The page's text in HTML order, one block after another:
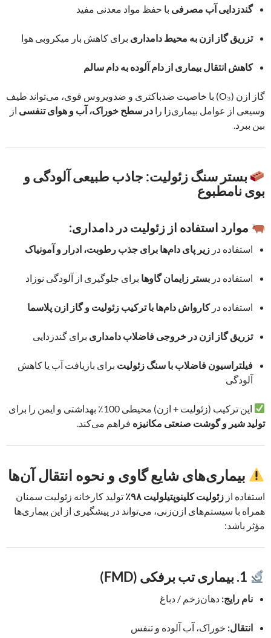
گندزدایی آب مصرفی با حفظ مواد معدنی مفید
تزریق گاز ازن به محیط دامداری برای کاهش بار میکروبی هوا
کاهش انتقال بیماری از دام آلوده به دام سالم
گاز ازن (O₃) با خاصیت ضدباکتری و ضدویروس قوی، می‌تواند طیف
وسیعی از عوامل بیماری‌زا را در سطح خوراک، آب و هوای تنفسی از
بین ببرد.
بستر سنگ زئولیت: جاذب طبیعی آلودگی و
بوی نامطبوع
موارد استفاده از زئولیت در دامداری:
استفاده در زیر پای دام‌ها برای جذب رطوبت، ادرار و آمونیاک
استفاده در بستر زایمان گاوها برای جلوگیری از آلودگی نوزاد
استفاده درکارواش دام‌ها با ترکیب زئولیت و گاز ازن پلاسما
تزریق گاز ازن در خروجی فاضلاب دامداری برای گندزدایی
فیلتراسیون فاضلاب با سنگ زئولیت برای بازیافت آب یا کاهش
آلودگی
این ترکیب (زئولیت + ازن) محیطی 100٪ بهداشتی و ایمن را برای
تولید شیر و گوشت صنعتی مکانیزه فراهم می‌کند.
بیماری‌های شایع گاوی و نحوه انتقال آن‌ها
استفاده از زئولیت کلینوپتیلولیت ۹۸٪
تولید کارخانه زئولیت سمنان
همراه با سیستم‌های ازن‌زنی، می‌تواند در پیشگیری از این بیماری‌ها
مؤثر باشد:
نام رایج: دهان‌زخم / دباغ
انتقال: خوراک، آب آلوده و تنفس